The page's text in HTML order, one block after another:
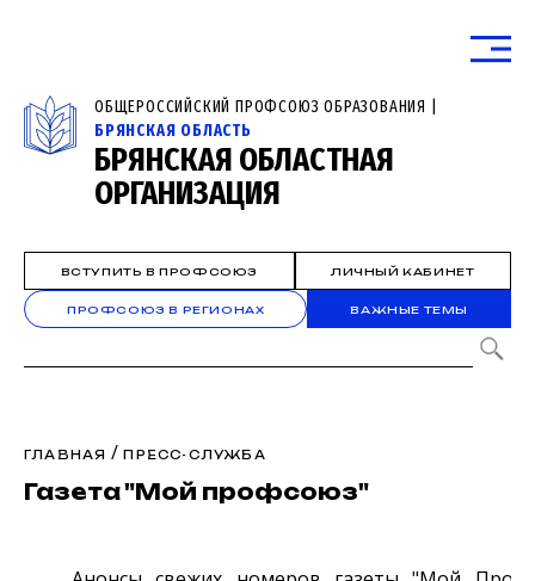
ОБЩЕРОССИЙСКИЙ ПРОФСОЮЗ ОБРАЗОВАНИЯ |
БРЯНСКАЯ ОБЛАСТЬ
БРЯНСКАЯ ОБЛАСТНАЯ
ОРГАНИЗАЦИЯ
ВСТУПИТЬ В ПРОФСОЮЗ ЛИЧНЫЙ КАБИНЕТ
ПРОФСОЮЗ В РЕГИОНАХ ВАЖНЫЕ ТЕМЫ
ГЛАВНАЯ /ПРЕСС-СЛУЖБА
Газета "Мой профсоюз"